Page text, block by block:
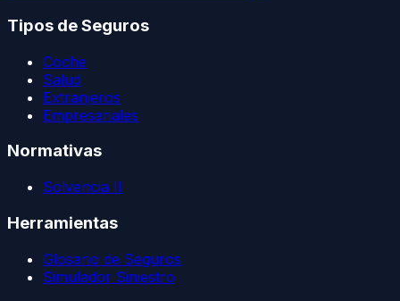
Tipos de Seguros
Coche
Salud
Extranjeros
Empresariales
Normativas
Solvencia II
Herramientas
Glosario de Seguros
Simulador Siniestro